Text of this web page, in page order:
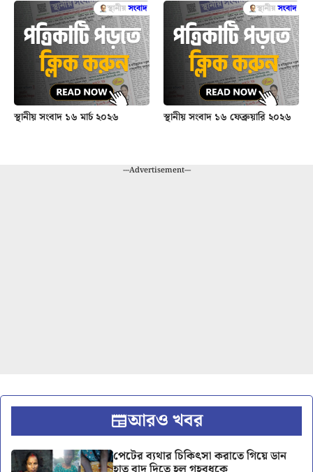
স্থানীয় সংবাদ ১৬ মার্চ ২০২৬ স্থানীয় সংবাদ ১৬ ফেব্রুয়ারি ২০২৬
---Advertisement---
আরও খবর
পেটের ব্যথার চিকিৎসা করাতে গিয়ে ডান